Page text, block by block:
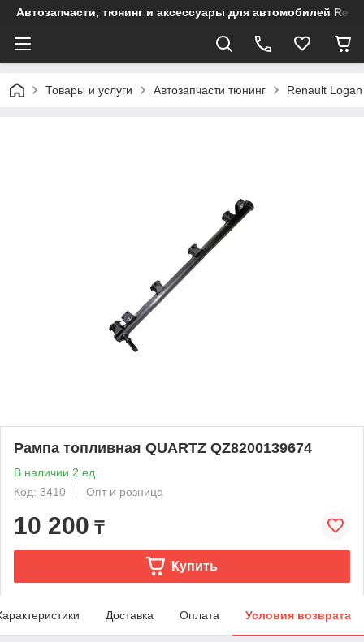
Автозапчасти, тюнинг и аксессуары для автомобилей
Товары и услуги Автозапчасти тюнинг Renault Logan
Рампа топливная QUARTZ QZ8200139674
В наличии 2 ед.
Код: 3410
Опт и розница
10 200 ₸
Купить
Доставка Оплата Условия возврата